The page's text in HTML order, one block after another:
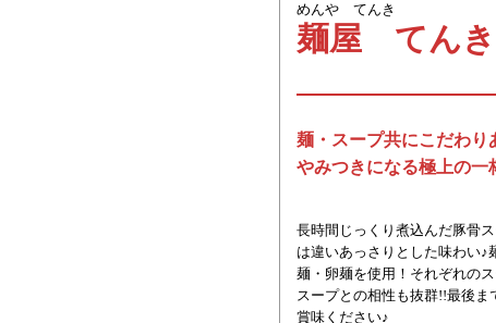
めんや てんき
麺屋 てんき
麺・スープ共にこだわ
やみつきになる極上の
長時間じっくり煮込んだ豚骨
は違いあっさりとした味わい
麺・卵麺を使用！それぞれの
スープとの相性も抜群!!最後
賞味ください♪